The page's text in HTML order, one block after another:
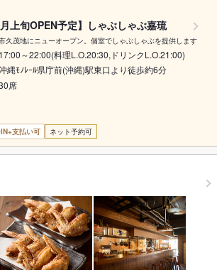
月上旬OPEN予定】しゃぶしゃぶ嘉琉
久茂地にニューオープン。個室でしゃぶしゃぶを提供します
17:00～22:00(料理L.O.20:30,ドリンクL.O.21:00)
縄ﾓﾉﾚｰﾙ県庁前(沖縄)駅東口より徒歩約6分
席
支払い可 ネット予約可